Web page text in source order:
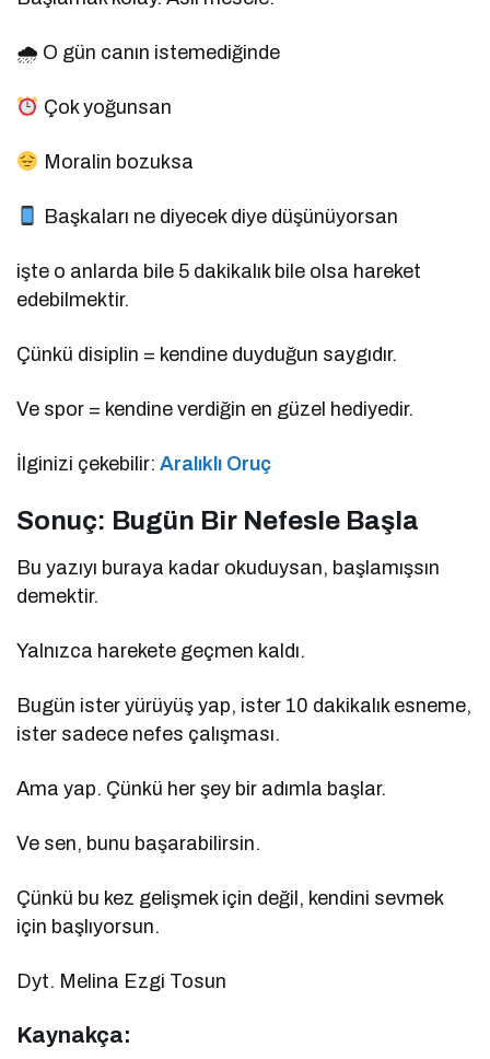
🌧 O gün canın istemediğinde
Çok yoğunsan
Moralin bozuksa
Başkaları ne diyecek diye düşünüyorsan
işte o anlarda bile 5 dakikalık bile olsa hareket
edebilmektir.
Çünkü disiplin = kendine duyduğun saygıdır.
Ve spor = kendine verdiğin en güzel hediyedir.
İlginizi çekebilir:Aralıklı Oruç
Sonuç: Bugün Bir Nefesle Başla
Bu yazıyı buraya kadar okuduysan, başlamışsın
demektir.
Yalnızca harekete geçmen kaldı.
Bugün ister yürüyüş yap, ister 10 dakikalık esneme,
ister sadece nefes çalışması.
Ama yap. Çünkü her şey bir adımla başlar.
Ve sen, bunu başarabilirsin.
Çünkü bu kez gelişmek için değil, kendini sevmek
için başlıyorsun.
Dyt. Melina Ezgi Tosun
Kaynakça: